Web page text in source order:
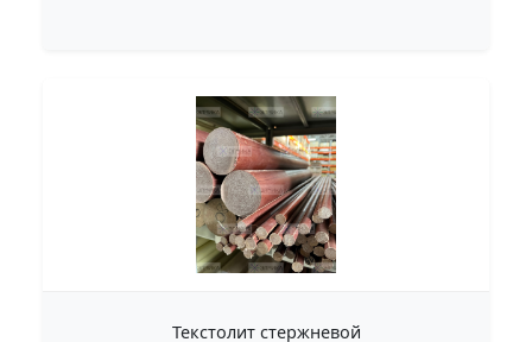
Текстолит стержневой